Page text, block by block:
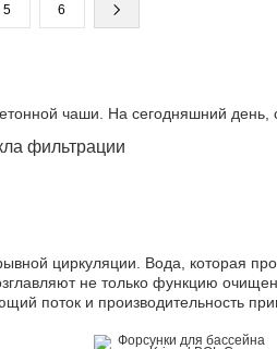
5 6
чаши. На сегодняшний день,
фильтрации
циркуляции. Вода, которая
не только функцию
поток и производительность